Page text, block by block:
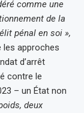
comme une
de la
pénal en soi »,
les approches
d’arrêt
contre le
– un État non
deux